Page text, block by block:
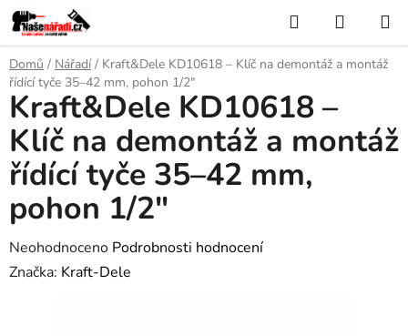
Přejít
na
obsah
Hledat
KOŠÍK
Domů / Nářadí / Kraft&Dele KD10618 – Klíč na demontáž a montáž
řídící tyče 35–42 mm, pohon 1/2"
Kraft&Dele KD10618 –
Klíč na demontáž a montáž
řídící tyče 35–42 mm,
pohon 1/2"
Průměrné
hodnocení
Neohodnoceno Podrobnosti hodnocení
Značka: Kraft-Dele